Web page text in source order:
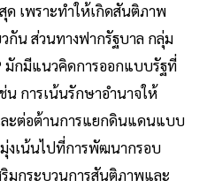
ด เพราะทำให้เกิดสันติภาพ
กัน ส่วนทางฟากรัฐบาล กลุ่ม
มักมีแนวคิดการออกแบบรัฐที่
น การเน้นรักษาอำนาจให้
ะต่อต้านการแยกดินแดนแบบ
งเน้นไปที่การพัฒนากรอบ
ริมกระบวนการสันติภาพและ